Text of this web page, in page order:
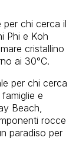
per chi cerca il
Phi e Koh
cristallino
ai 30°C.
per chi cerca
e
Beach,
rocce
paradiso per